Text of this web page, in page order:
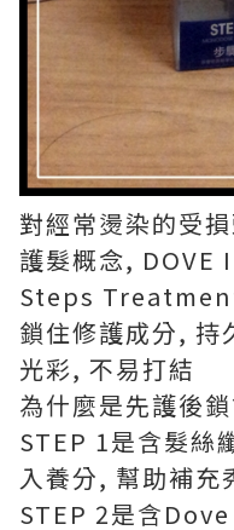
對經常燙染的受
護髮概念,
Steps
鎖住修護成分, 持
光彩, 不易打結
為什麼是先護後
STEP 1是含髮絲
入養分, 幫助補充
STEP 2是含